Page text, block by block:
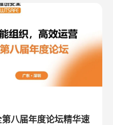
八届年度论坛精华速